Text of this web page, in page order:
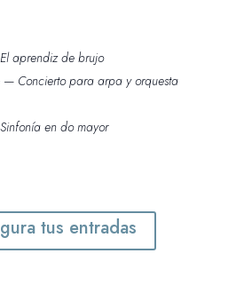
El aprendiz de brujo
— Concierto para arpa y orquesta
Sinfonía en do mayor
tus entradas